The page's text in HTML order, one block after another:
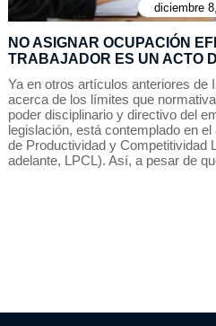
diciembre
NO ASIGNAR OCUPACIÓN
TRABAJADOR ES UN ACTO
Ya en otros artículos anteriores de
acerca de los límites que
poder disciplinario y directivo del
legislación, está contemplado en
de Productividad y Competitividad
adelante, LPCL). Así, a pesar de